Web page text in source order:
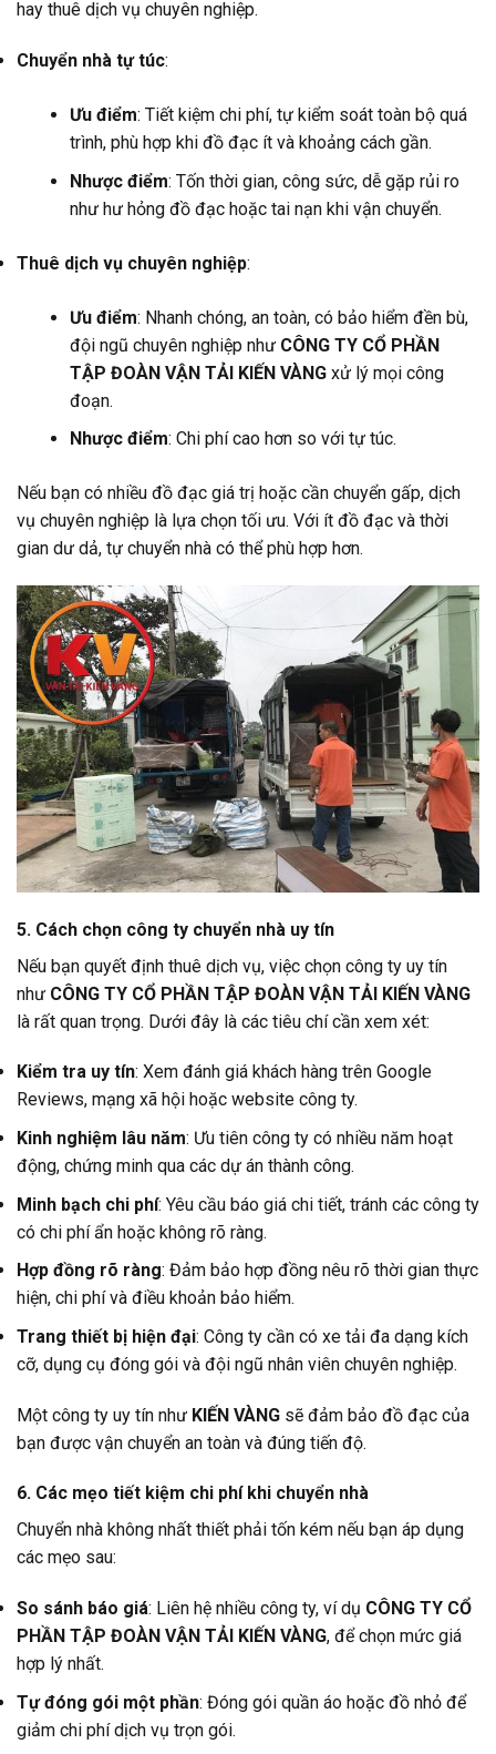
hay thuê dịch vụ chuyên nghiệp.
Chuyển nhà tự túc:
Ưu điểm: Tiết kiệm chi phí, tự kiểm soát toàn bộ quá
trình, phù hợp khi đồ đạc ít và khoảng cách gần.
Nhược điểm: Tốn thời gian, công sức, dễ gặp rủi ro
như hư hỏng đồ đạc hoặc tai nạn khi vận chuyển.
Thuê dịch vụ chuyên nghiệp:
Ưu điểm: Nhanh chóng, an toàn, có bảo hiểm đền bù,
đội ngũ chuyên nghiệp như CÔNG TY CỔ PHẦN
TẬP ĐOÀN VẬN TẢI KIẾN VÀNG xử lý mọi công
đoạn.
Nhược điểm: Chi phí cao hơn so với tự túc.
Nếu bạn có nhiều đồ đạc giá trị hoặc cần chuyển gấp, dịch
vụ chuyên nghiệp là lựa chọn tối ưu. Với ít đồ đạc và thời
gian dư dả, tự chuyển nhà có thể phù hợp hơn.
5. Cách chọn công ty chuyển nhà uy tín
Nếu bạn quyết định thuê dịch vụ, việc chọn công ty uy tín
như CÔNG TY CỔ PHẦN TẬP ĐOÀN VẬN TẢI KIẾN VÀNG
là rất quan trọng. Dưới đây là các tiêu chí cần xem xét:
Kiểm tra uy tín: Xem đánh giá khách hàng trên Google
Reviews, mạng xã hội hoặc website công ty.
Kinh nghiệm lâu năm: Ưu tiên công ty có nhiều năm hoạt
động, chứng minh qua các dự án thành công.
Minh bạch chi phí: Yêu cầu báo giá chi tiết, tránh các công ty
có chi phí ẩn hoặc không rõ ràng.
Hợp đồng rõ ràng: Đảm bảo hợp đồng nêu rõ thời gian thực
hiện, chi phí và điều khoản bảo hiểm.
Trang thiết bị hiện đại: Công ty cần có xe tải đa dạng kích
cỡ, dụng cụ đóng gói và đội ngũ nhân viên chuyên nghiệp.
Một công ty uy tín như KIẾN VÀNG sẽ đảm bảo đồ đạc của
bạn được vận chuyển an toàn và đúng tiến độ.
6. Các mẹo tiết kiệm chi phí khi chuyển nhà
Chuyển nhà không nhất thiết phải tốn kém nếu bạn áp dụng
các mẹo sau:
So sánh báo giá: Liên hệ nhiều công ty, ví dụ CÔNG TY CỔ
PHẦN TẬP ĐOÀN VẬN TẢI KIẾN VÀNG, để chọn mức giá
hợp lý nhất.
Tự đóng gói một phần: Đóng gói quần áo hoặc đồ nhỏ để
giảm chi phí dịch vụ trọn gói.